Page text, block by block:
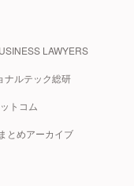
LAWYERS
ナルテック総研
トコム
とめアーカイブ